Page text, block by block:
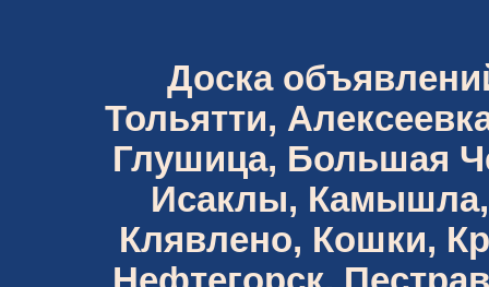
Доска
Тольятти,
Глушица, Большая
Исаклы, Камышла,
Клявлено, Кошки,